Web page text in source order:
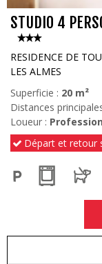
STUDIO 4
RESIDENCE DE
LES ALMES
Superficie : 20 m²
Distances
Loueur :
Départ et retour